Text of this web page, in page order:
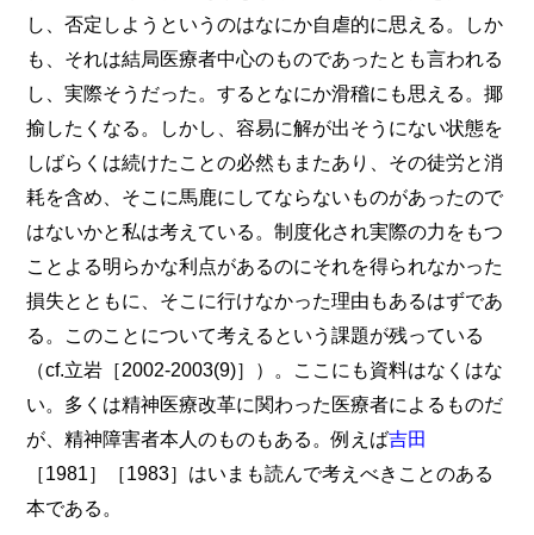
し、否定しようというのはなにか自虐的に思える。しか
も、それは結局医療者中心のものであったとも言われる
し、実際そうだった。するとなにか滑稽にも思える。揶
揄したくなる。しかし、容易に解が出そうにない状態を
しばらくは続けたことの必然もまたあり、その徒労と消
耗を含め、そこに馬鹿にしてならないものがあったので
はないかと私は考えている。制度化され実際の力をもつ
ことよる明らかな利点があるのにそれを得られなかった
損失とともに、そこに行けなかった理由もあるはずであ
る。このことについて考えるという課題が残っている
（cf.立岩［2002-2003(9)］）。ここにも資料はなくはな
い。多くは精神医療改革に関わった医療者によるものだ
が、精神障害者本人のものもある。例えば吉田
［1981］［1983］はいまも読んで考えべきことのある
本である。